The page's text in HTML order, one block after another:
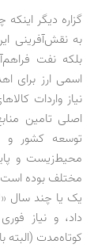
گزاره دیگر
به نقش‌آفرینی
بلکه نفت
اسمی ارز برای
نیاز واردات
اصلی تامین
توسعه کشور و
محیط‌زیست و
مختلف بوده است.
یک یا چند سال
داد، و نیاز
کوتاه‌مدت (البته